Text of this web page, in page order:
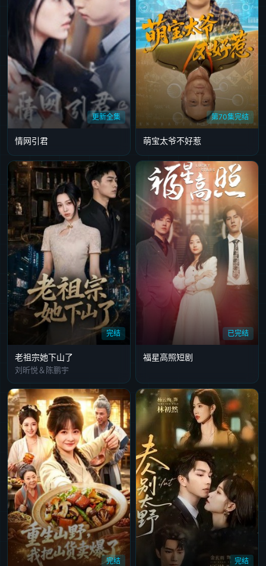
更新全集
情网引君
第70集完结
萌宝太爷不好惹
完结
老祖宗她下山了
刘昕悦＆陈鹏宇
已完结
福星高照短剧
完结 完结